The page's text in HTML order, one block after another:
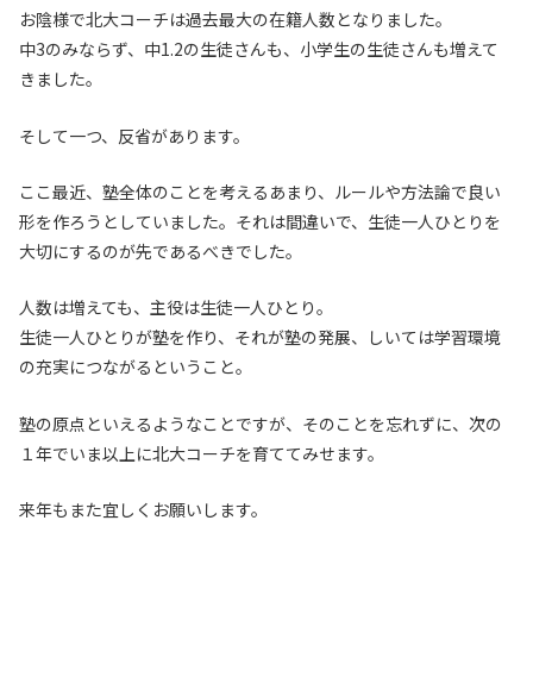
お陰様で北大コーチは過去最大の在籍人数となりました。
中3のみならず、中1.2の生徒さんも、小学生の生徒さんも増えて
きました。
そして一つ、反省があります。
ここ最近、塾全体のことを考えるあまり、ルールや方法論で良い
形を作ろうとしていました。それは間違いで、生徒一人ひとりを
大切にするのが先であるべきでした。
人数は増えても、主役は生徒一人ひとり。
生徒一人ひとりが塾を作り、それが塾の発展、しいては学習環境
の充実につながるということ。
塾の原点といえるようなことですが、そのことを忘れずに、次の
１年でいま以上に北大コーチを育ててみせます。
来年もまた宜しくお願いします。